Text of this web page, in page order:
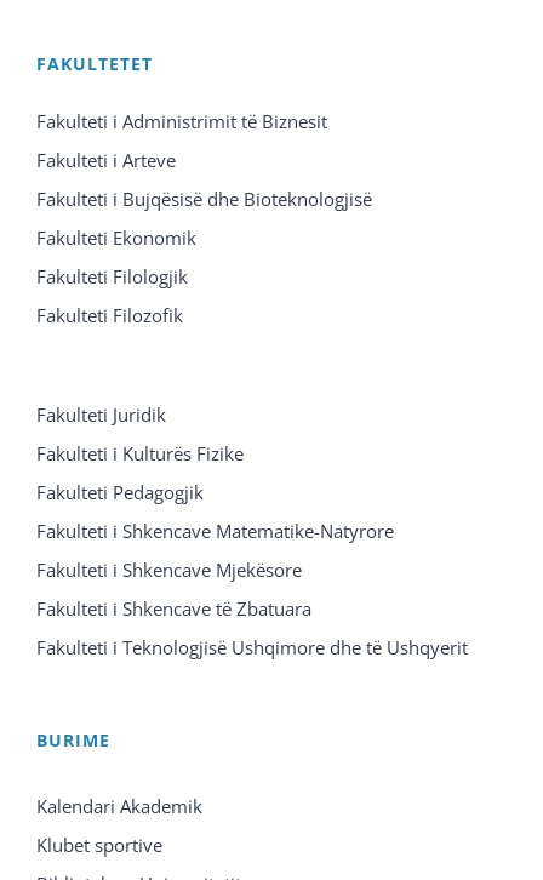
FAKULTETET
Fakulteti i Administrimit të Biznesit
Fakulteti i Arteve
Fakulteti i Bujqësisë dhe Bioteknologjisë
Fakulteti Ekonomik
Fakulteti Filologjik
Fakulteti Filozofik
Fakulteti Juridik
Fakulteti i Kulturës Fizike
Fakulteti Pedagogjik
Fakulteti i Shkencave Matematike-Natyrore
Fakulteti i Shkencave Mjekësore
Fakulteti i Shkencave të Zbatuara
Fakulteti i Teknologjisë Ushqimore dhe të Ushqyerit
BURIME
Kalendari Akademik
Klubet sportive